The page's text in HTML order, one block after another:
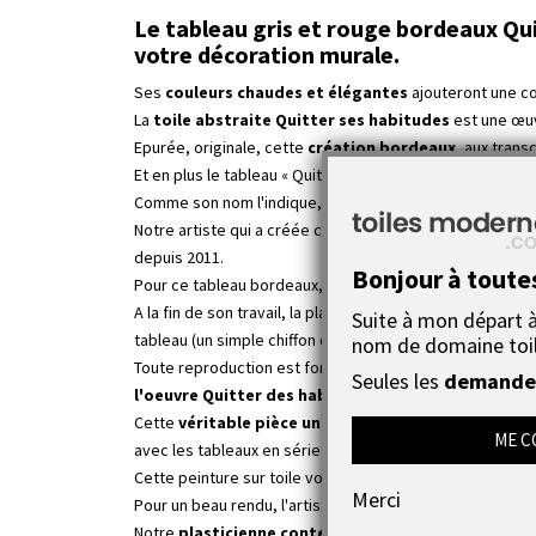
Le tableau gris et rouge bordeaux
votre décoration murale.
Ses couleurs chaudes et élégantes ajouteront une
La toile abstraite Quitter ses habitudes est une
Epurée, originale, cette création bordeaux, aux
Et en plus le tableau « Quitter ses habitudes »
Comme son nom l'indique, cette peinture abstraite
Notre artiste qui a créée ce tableau gris et bordeaux
depuis 2011.
Pour ce tableau bordeaux, notre artiste a utilisé une
A la fin de son travail, la plasticienne a passé du
tableau (un simple chiffon doux suffit).
Toute reproduction est formellement interdite sous
l'oeuvre Quitter des habitudes.
Cette véritable pièce uniqueet originale est
avec les tableaux en série des magasins de bricolage
Cette peinture sur toile vous sera livrée bien emballée
Pour un beau rendu, l'artiste toulousaine a aussi peint
Bonjour à
Suite à mon départ
nom de domaine
Seules les
ME
Merci